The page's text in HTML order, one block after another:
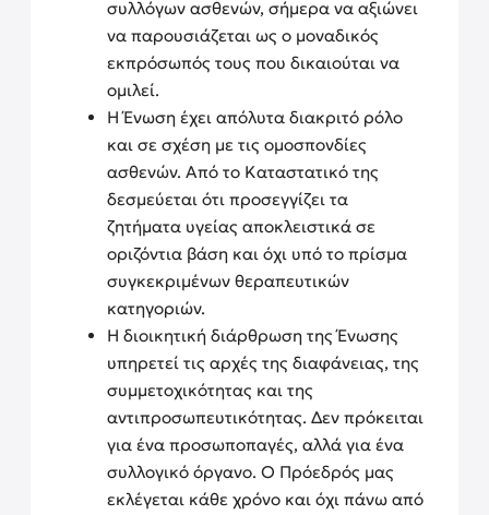
συλλόγων ασθενών, σήμερα να αξιώνει
να παρουσιάζεται ως ο μοναδικός
εκπρόσωπός τους που δικαιούται να
ομιλεί.
Η Ένωση έχει απόλυτα διακριτό ρόλο
και σε σχέση με τις ομοσπονδίες
ασθενών. Από το Καταστατικό της
δεσμεύεται ότι προσεγγίζει τα
ζητήματα υγείας αποκλειστικά σε
οριζόντια βάση και όχι υπό το πρίσμα
συγκεκριμένων θεραπευτικών
κατηγοριών.
Η διοικητική διάρθρωση της Ένωσης
υπηρετεί τις αρχές της διαφάνειας, της
συμμετοχικότητας και της
αντιπροσωπευτικότητας. Δεν πρόκειται
για ένα προσωποπαγές, αλλά για ένα
συλλογικό όργανο. Ο Πρόεδρός μας
εκλέγεται κάθε χρόνο και όχι πάνω από